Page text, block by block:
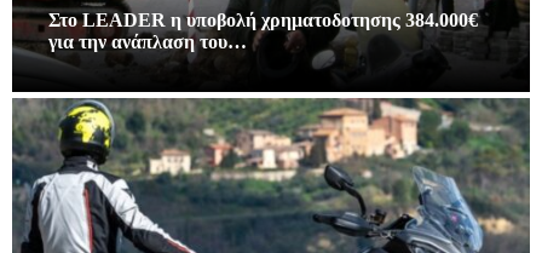
Στο LEADER η υποβολή χρηματοδοτησης 384.000€
για την ανάπλαση του…